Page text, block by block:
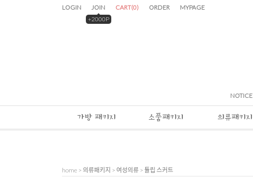
LOGIN
JOIN
+2000P
CART(0) ORDER MYPAGE
NOTICE
가방 패키지 소품패키지 의류패키지
home > 의류패키지 > 여성의류 > 튤립 스커트